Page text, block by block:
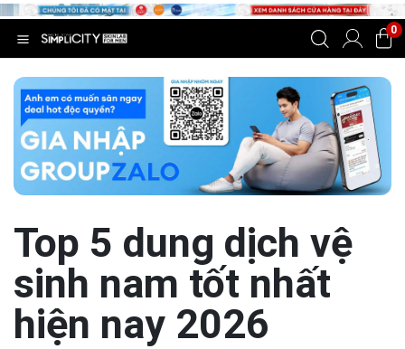
0
Top 5 dung dịch vệ
sinh nam tốt nhất
hiện nay 2026